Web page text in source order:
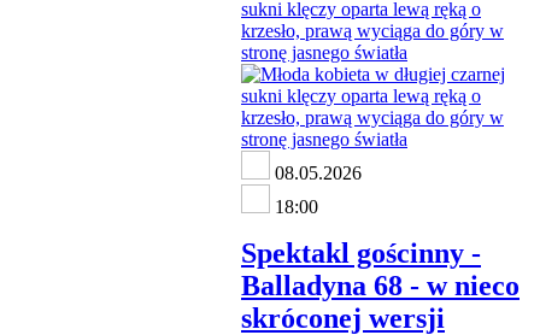
08.05.2026
18:00
Spektakl gościnny -
Balladyna 68 - w nieco
skróconej wersji